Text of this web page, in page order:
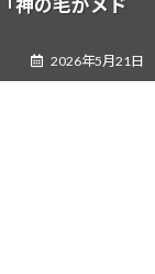
神の毛がメド
2026年5月21日